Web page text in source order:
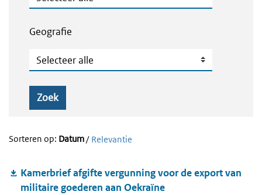
Geografie
Geografie
Zoek
Sorteren op: Datum/ Relevantie
Kamerbrief afgifte vergunning voor de export van
militaire goederen aan Oekraïne